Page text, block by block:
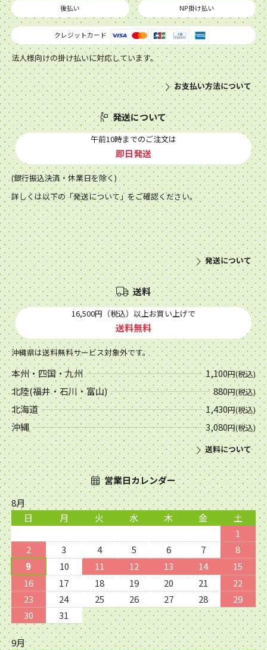
後払い NP掛け払い
クレジットカード
法人様向けの掛け払いに対応しています。
お支払い方法について
発送について
午前10時までのご注文は
即日発送
(銀行振込決済・休業日を除く)
詳しくは以下の「発送について」をご確認ください。
発送について
送料
16,500円（税込）以上お買い上げで
送料無料
沖縄県は送料無料サービス対象外です。
本州・四国・九州 1,100円(税込)
北陸(福井・石川・富山) 880円(税込)
北海道 1,430円(税込)
沖縄 3,080円(税込)
送料について
営業日カレンダー
8月
日
月 火 水 木 金
土
1
2
3 4 5 6 7
8
9
10 11 12 13 14
15
16
17 18 19 20 21
22
23
24 25 26 27 28
29
30
31
9月